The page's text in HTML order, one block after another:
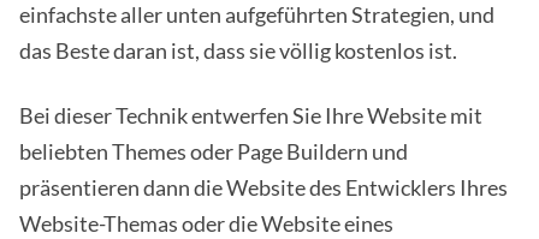
einfachste aller unten aufgeführten Strategien, und
das Beste daran ist, dass sie völlig kostenlos ist.
Bei dieser Technik entwerfen Sie Ihre Website mit
beliebten Themes oder Page Buildern und
präsentieren dann die Website des Entwicklers Ihres
Website-Themas oder die Website eines